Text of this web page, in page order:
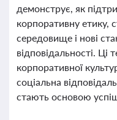
демонструє, як
корпоративну етику,
середовище і нові
відповідальності.
корпоративної
соціальна
стають основою